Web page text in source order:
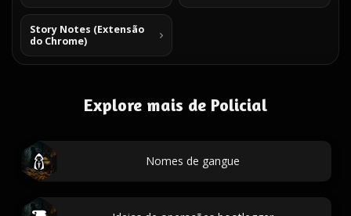
Story Notes (Extensão
do Chrome)
Explore mais de Policial
Nomes de gangue